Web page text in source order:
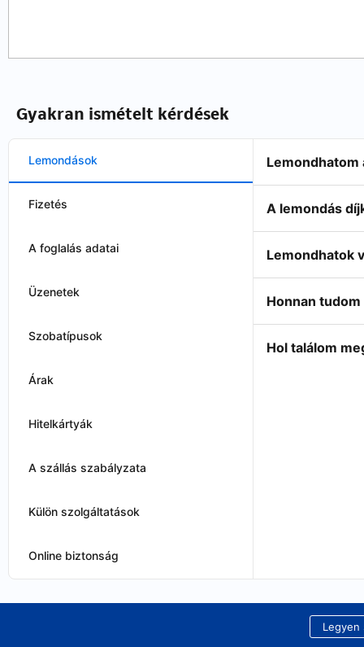
Gyakran ismételt kérdések
Lemondások
Fizetés
A foglalás adatai
Üzenetek
Szobatípusok
Árak
Hitelkártyák
A szállás szabályzata
Külön szolgáltatások
Online biztonság
Lemondhatom
A lemondás
Lemondhatok
Honnan
Hol találom
Legyen